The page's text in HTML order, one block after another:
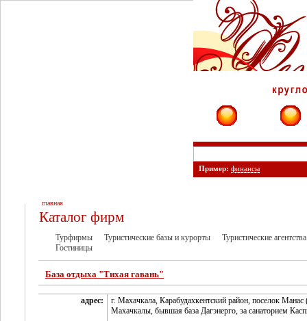
Пример: финансы
главная
Каталог фирм
Турфирмы Туристические базы и курорты
Туристические агентства
Гостиницы
База отдыха "Тихая гавань"
адрес:
г. Махачкала, Карабудахкентский район, поселок
Махачкалы, бывшая база Дагэнерго, за санаторием